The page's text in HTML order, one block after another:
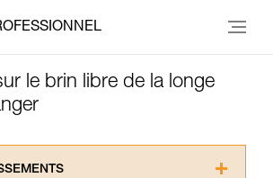
le brin libre de la longe